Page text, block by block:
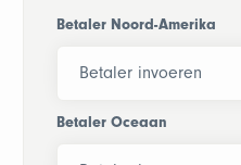
Betaler Noord-Amerika
Betaler Oceaan